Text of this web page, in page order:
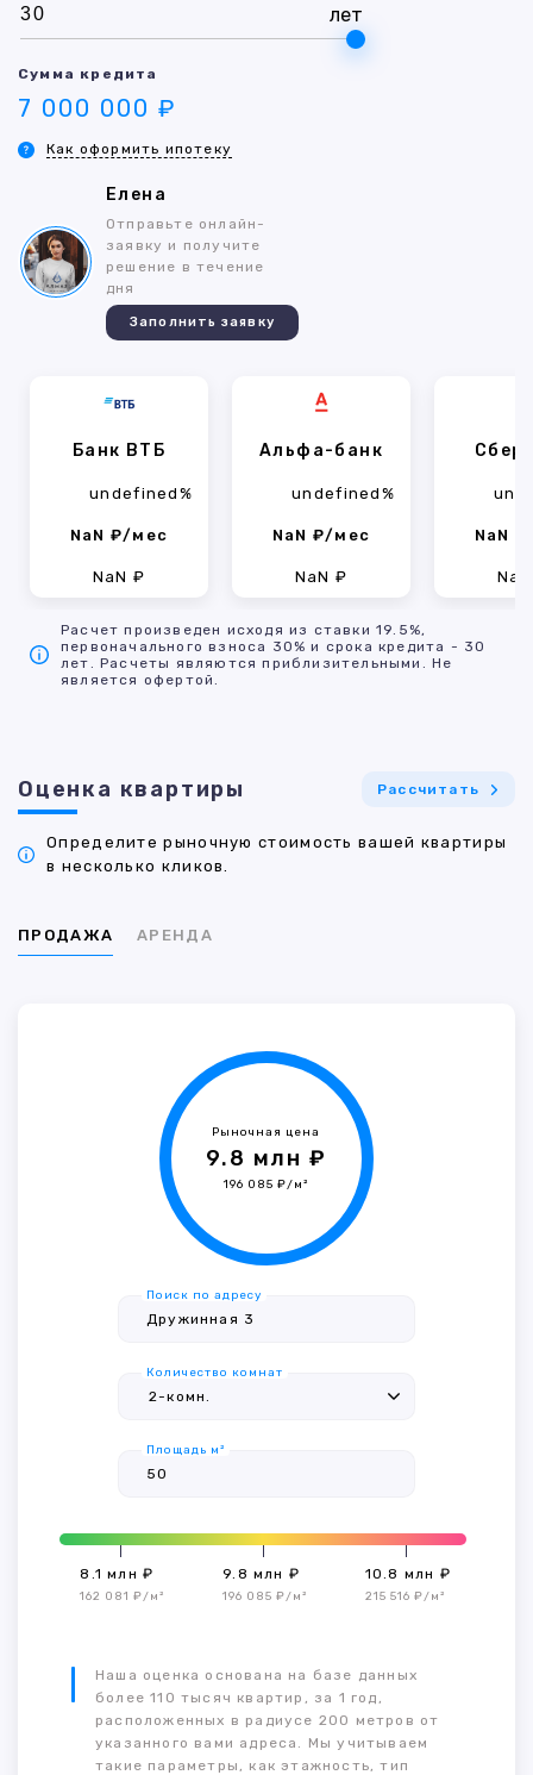
лет
Сумма кредита
7 000 000 ₽
Как оформить ипотеку
Елена
Отправьте онлайн-
заявку и получите
решение в течение
дня
Заполнить заявку
Банк ВТБ
undefined%
NaN ₽/мес
NaN ₽
Альфа-банк
undefined%
NaN ₽/мес
NaN ₽
NaN
Расчет произведен исходя из ставки 19.5%,
первоначального взноса 30% и срока кредита - 30
лет. Расчеты являются приблизительными. Не
является офертой.
Оценка квартиры Рассчитать
Определите рыночную стоимость вашей квартиры
в несколько кликов.
ПРОДАЖА АРЕНДА
Рыночная цена
9.8 млн ₽
196 085 ₽/м²
Поиск по адресу
Количество комнат
Площадь м²
8.1 млн ₽
162 081 ₽/м²
9.8 млн ₽
196 085 ₽/м²
10.8 млн ₽
215 516 ₽/м²
Наша оценка основана на базе данных
более 110 тысяч квартир, за 1 год,
расположенных в радиусе 200 метров от
указанного вами адреса. Мы учитываем
такие параметры, как этажность, тип